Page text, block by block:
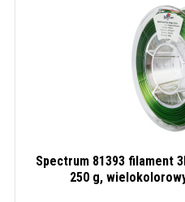
Spectrum 81393 filament
250 g,